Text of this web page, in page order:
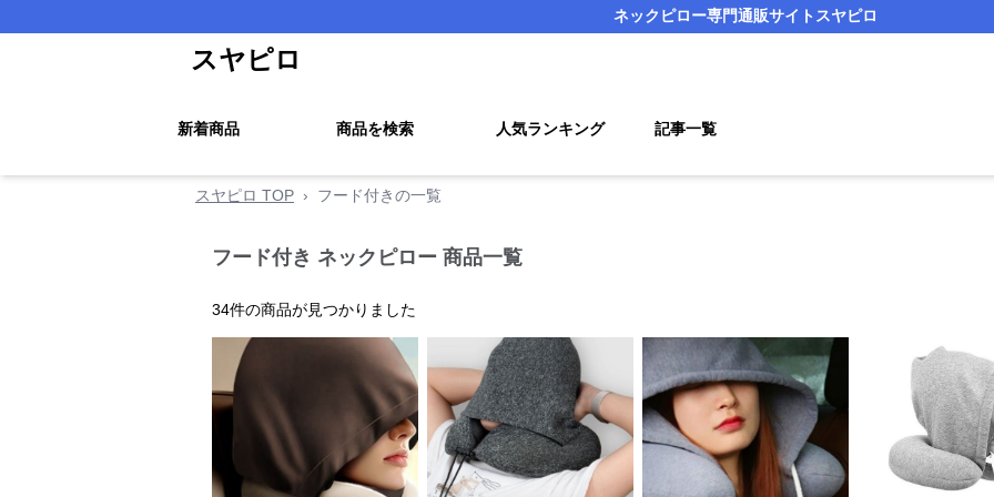
ネックピロー専門通販サイト スヤピロ
スヤピロ
新着商品 商品を検索 人気ランキング 記事一覧
スヤピロ TOP › フード付きの一覧
フード付き ネックピロー 商品一覧
34件の商品が見つかりました